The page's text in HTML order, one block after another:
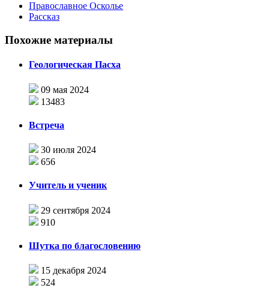
Православное Осколье
Рассказ
Похожие материалы
Геологическая Пасха
09 мая 2024
13483
Встреча
30 июля 2024
656
Учитель и ученик
29 сентября 2024
910
Шутка по благословению
15 декабря 2024
524